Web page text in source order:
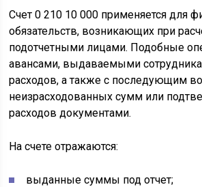
Счет 0 210 10 000 применяется для
обязательств, возникающих при
подотчетными лицами. Подобные
авансами, выдаваемыми
расходов, а также с последующим
неизрасходованных сумм или
расходов документами.
На счете отражаются:
выданные суммы под отчет;